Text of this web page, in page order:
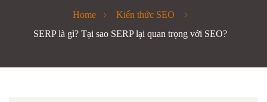
Home
Kiến thức SEO
SERP là gì? Tại sao SERP lại quan trọng với SEO?